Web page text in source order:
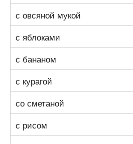
с овсяной мукой
с яблоками
с бананом
с курагой
со сметаной
с рисом